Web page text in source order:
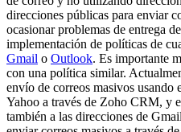
direcciones públicas para enviar
ocasionar problemas de entrega
implementación de políticas de
Gmail o Outlook. Es importante
con una política similar.
envío de correos masivos usando
Yahoo a través de Zoho CRM, y
también a las direcciones de